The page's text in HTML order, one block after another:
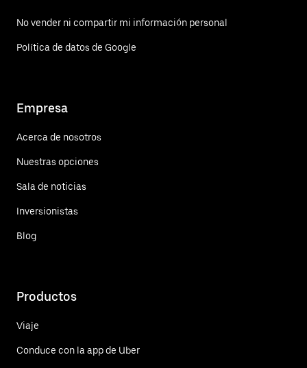
No vender ni compartir mi información personal
Política de datos de Google
Empresa
Acerca de nosotros
Nuestras opciones
Sala de noticias
Inversionistas
Blog
Productos
Viaje
Conduce con la app de Uber